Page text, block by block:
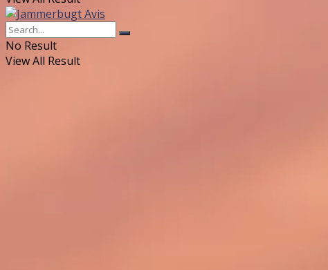
No Result
View All Result